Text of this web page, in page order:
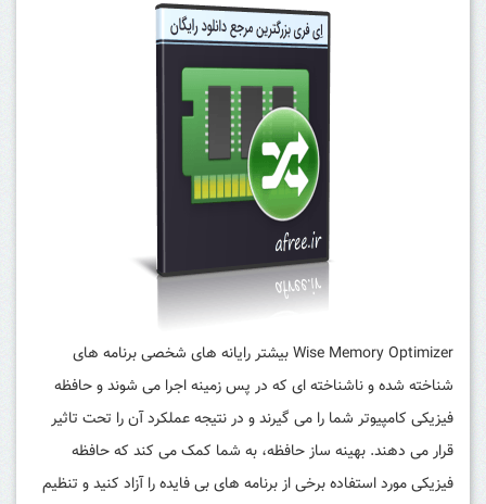
Wise Memory Optimizer بیشتر رایانه های شخصی برنامه های
شناخته شده و ناشناخته ای که در پس زمینه اجرا می شوند و حافظه
فیزیکی کامپیوتر شما را می گیرند و در نتیجه عملکرد آن را تحت تاثیر
قرار می دهند. بهینه ساز حافظه، به شما کمک می کند که حافظه
فیزیکی مورد استفاده برخی از برنامه های بی فایده را آزاد کنید و تنظیم